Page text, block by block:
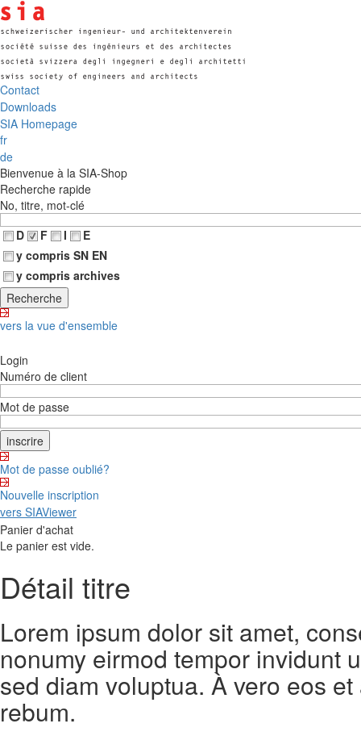
Contact
Downloads
SIA Homepage
fr
de
Bienvenue à la SIA-Shop
Recherche rapide
No, titre, mot-clé
D
F I
E
y compris SN EN
y compris archives
vers la vue d'ensemble
Login
Numéro de client
Mot de passe
Mot de passe oublié?
Nouvelle inscription
vers SIAViewer
Panier d'achat
Le panier est vide.
Détail titre
Lorem ipsum dolor sit amet,
nonumy eirmod tempor invidunt
sed diam voluptua. À vero eos
rebum.